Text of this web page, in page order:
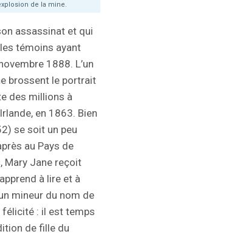
de la mine.
assassinat et qui
témoins ayant
1888. L’un
brossent le portrait
des millions à
en 1863. Bien
se soit un peu
au Pays de
Mary Jane reçoit
à lire et à
mineur du nom de
félicité : il est temps
de fille du